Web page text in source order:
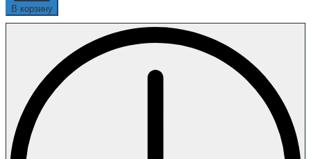
В корзину